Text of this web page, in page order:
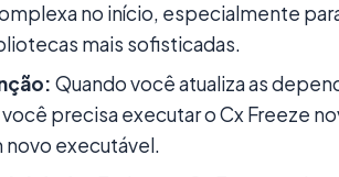
no início, especialmente
mais sofisticadas.
Quando você atualiza as
precisa executar o Cx Freeze
novo executável.